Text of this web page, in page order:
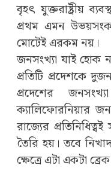
বৃহৎ যুক্তরাষ্ট্রীয়
প্রথম এমন
মোটেই এরকম নয়।
জনসংখ্যা যাই হোক
প্রতিটি প্রদেশকে
প্রদেশের জনসংখ্যা
ক্যালিফোরনিয়ার
রাজ্যের
তৈরি হয়। তবে
ক্ষেত্রে এটা একটা